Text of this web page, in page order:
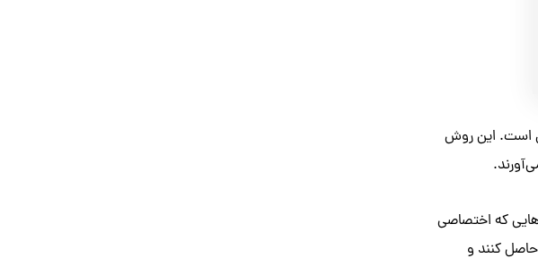
است. این روش
که اختصاصی
کنند و